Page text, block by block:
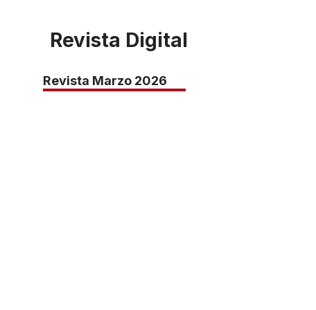
Revista Digital
Revista Marzo 2026